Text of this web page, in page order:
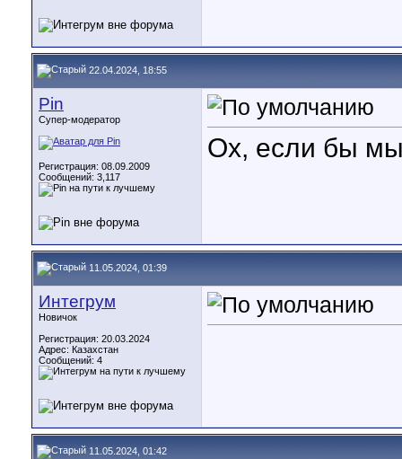
22.04.2024, 18:55
Pin
Супер-модератор
Регистрация: 08.09.2009
Сообщений: 3,117
Ох, если бы
11.05.2024, 01:39
Интегрум
Новичок
Регистрация: 20.03.2024
Адрес: Казахстан
Сообщений: 4
11.05.2024, 01:42